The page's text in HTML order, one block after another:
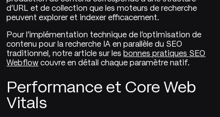
d'URL et de collection que les moteurs de recherche
peuvent explorer et indexer efficacement.
Pour l'implémentation technique de l'optimisation de
contenu pour la recherche IA en parallèle du SEO
traditionnel, notre article sur lesbonnes pratiques SEO
Webflow couvre en détail chaque paramètre natif.
Performance et Core Web
Vitals